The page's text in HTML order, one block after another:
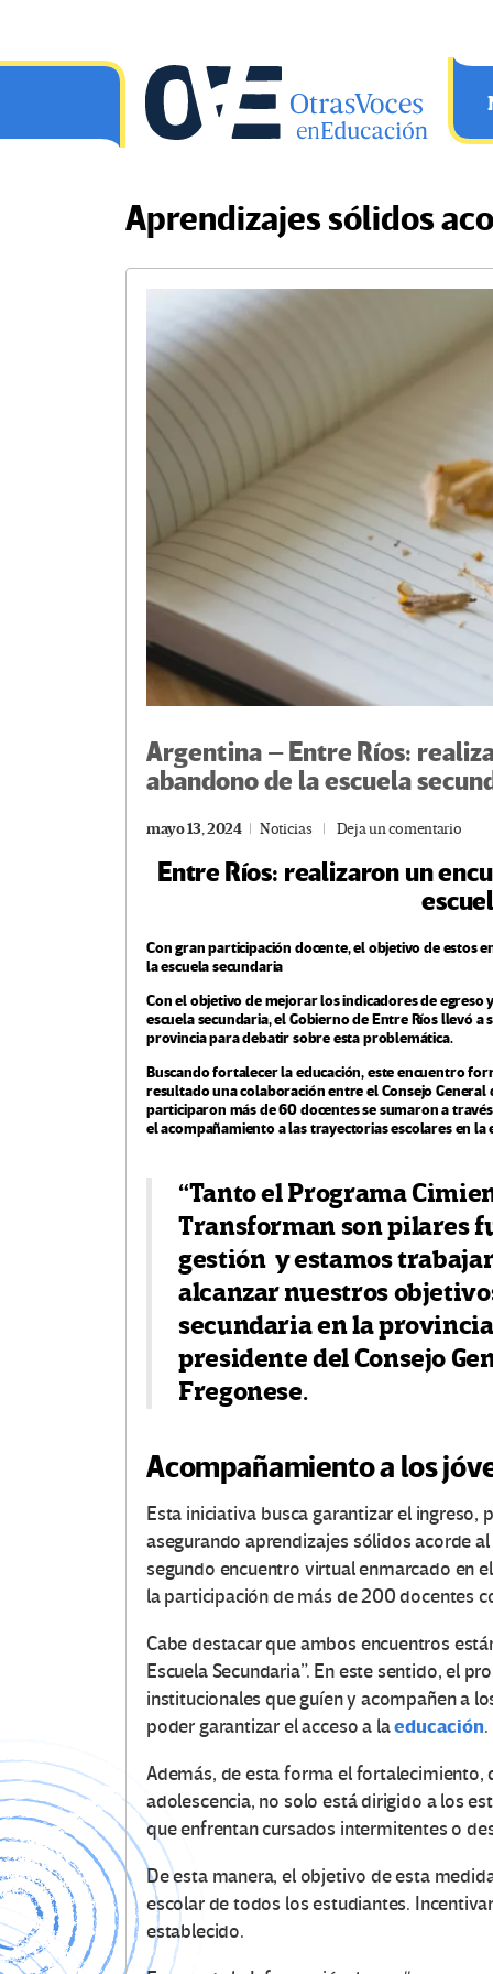
OtrasVocesenEducacion.org
Aprendizajes sólidos
Argentina – Entre Ríos:
abandono de la escuela
mayo 13, 2024 Noticias Deja un comentario
Entre Ríos: realizaron un
Con gran participación docente, el objetivo de estos
la escuela secundaria
Con el objetivo de mejorar los indicadores de
escuela secundaria, el Gobierno de Entre Ríos llevó
provincia para debatir sobre esta problemática.
Buscando fortalecer la educación, este encuentro
resultado una colaboración entre el Consejo General
participaron más de 60 docentes se sumaron a
el acompañamiento a las trayectorias escolares en la
“Tanto el Programa
Transforman son pilares
gestión y estamos
alcanzar nuestros
secundaria en la
presidente del Consejo
Fregonese.
Acompañamiento a los
Esta iniciativa busca garantizar el ingreso,
asegurando aprendizajes sólidos acorde
segundo encuentro virtual enmarcado en
la participación de más de 200 docentes
Cabe destacar que ambos encuentros
Escuela Secundaria”. En este sentido, el
institucionales que guíen y acompañen a
poder garantizar el acceso a laeducación.
Además, de esta forma el fortalecimiento,
adolescencia, no solo está dirigido a los
que enfrentan cursados intermitentes o
De esta manera, el objetivo de esta
escolar de todos los estudiantes.
establecido.